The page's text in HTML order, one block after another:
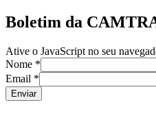
Boletim da
Ative o JavaScript no seu
Nome *
Email *
Enviar